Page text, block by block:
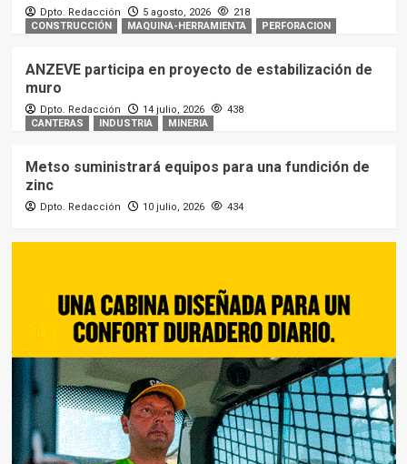
Dpto. Redacción 5 agosto, 2026
218
CONSTRUCCIÓN
MAQUINA-HERRAMIENTA PERFORACION
ANZEVE participa en proyecto de estabilización de
muro
Dpto. Redacción 14 julio, 2026
438
CANTERAS
INDUSTRIA MINERIA
Metso suministrará equipos para una fundición de
zinc
Dpto. Redacción 10 julio, 2026 434